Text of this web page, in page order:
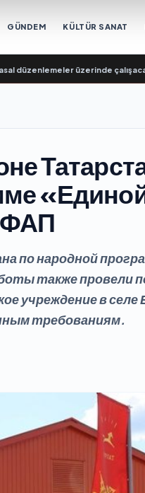
GÜNDEM KÜLTÜR SANAT
üzerinde çalışacaklar•
ФАП
по народной
также провели
учреждение в
требованиям.